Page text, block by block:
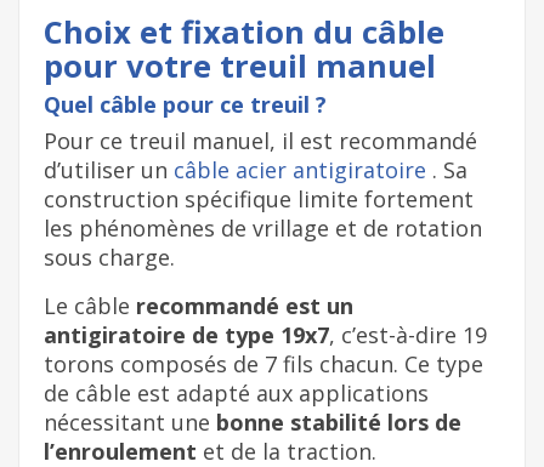
Choix et fixation du câble
pour votre treuil manuel
Quel câble pour ce treuil ?
Pour ce treuil manuel, il est recommandé
d’utiliser un câble acier antigiratoire . Sa
construction spécifique limite fortement
les phénomènes de vrillage et de rotation
sous charge.
Le câble recommandé est un
antigiratoire de type 19x7, c’est-à-dire 19
torons composés de 7 fils chacun. Ce type
de câble est adapté aux applications
nécessitant une bonne stabilité lors de
l’enroulement et de la traction.